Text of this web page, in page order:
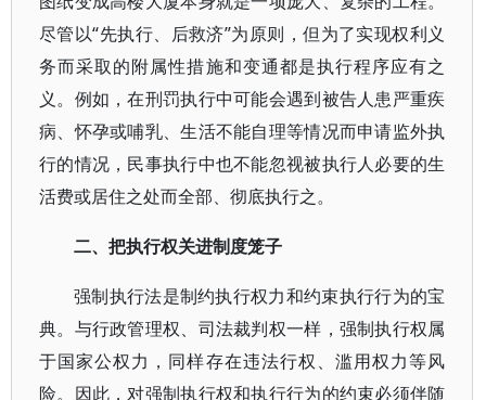
尽管以“先执行、后救济”为原则，但为了实现权利义
务而采取的附属性措施和变通都是执行程序应有之
义。例如，在刑罚执行中可能会遇到被告人患严重疾
病、怀孕或哺乳、生活不能自理等情况而申请监外执
行的情况，民事执行中也不能忽视被执行人必要的生
活费或居住之处而全部、彻底执行之。
二、把执行权关进制度笼子
强制执行法是制约执行权力和约束执行行为的宝
典。与行政管理权、司法裁判权一样，强制执行权属
于国家公权力，同样存在违法行权、滥用权力等风
险。因此，对强制执行权和执行行为的约束必须伴随